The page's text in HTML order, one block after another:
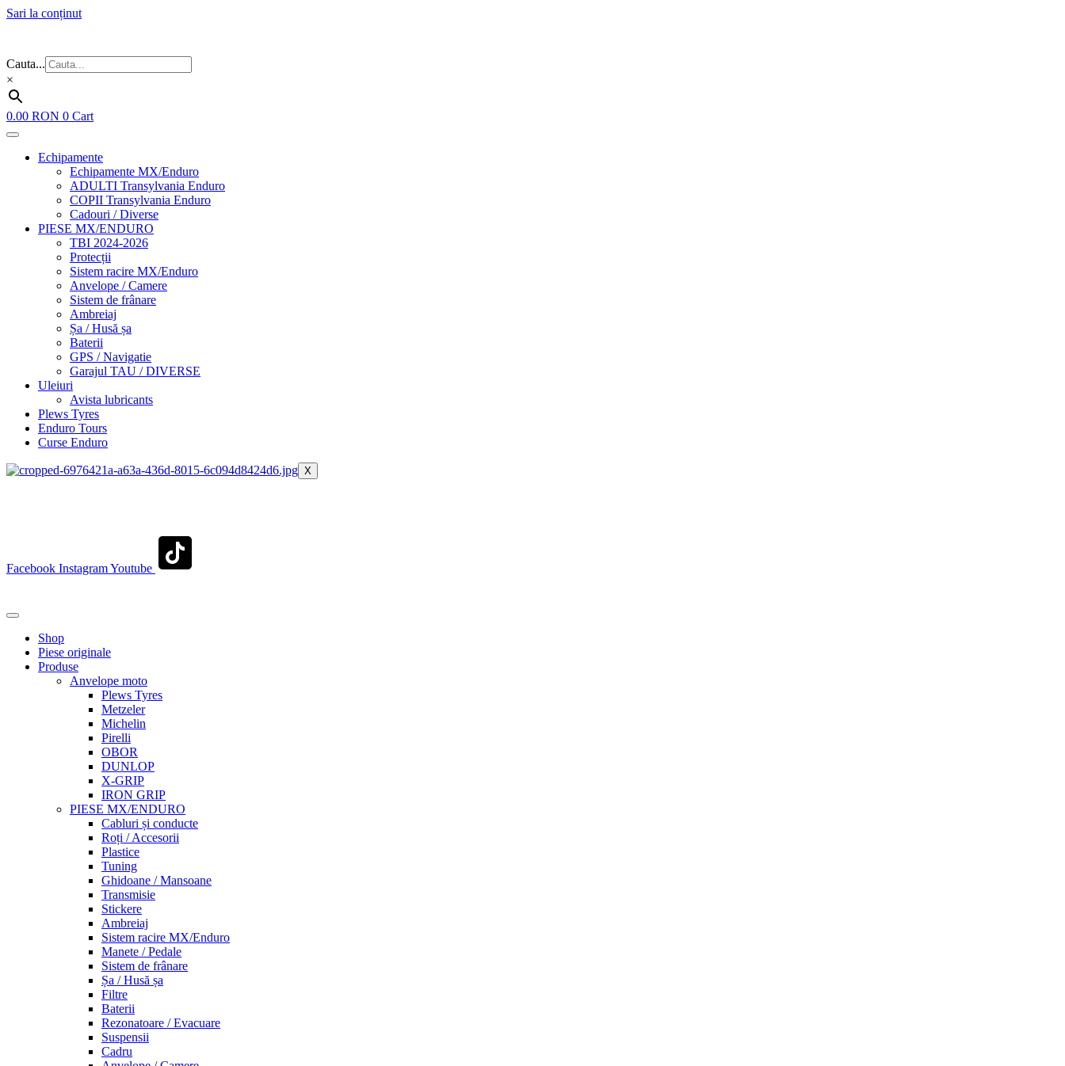
Sari la conținut
Cauta...
×
0.00 RON 0 Cart
Echipamente
Echipamente MX/Enduro
ADULTI Transylvania Enduro
COPII Transylvania Enduro
Cadouri / Diverse
PIESE MX/ENDURO
TBI 2024-2026
Protecții
Sistem racire MX/Enduro
Anvelope / Camere
Sistem de frânare
Ambreiaj
Șa / Husă șa
Baterii
GPS / Navigatie
Garajul TAU / DIVERSE
Uleiuri
Avista lubricants
Plews Tyres
Enduro Tours
Curse Enduro
X
Facebook InstagramYoutube
Shop
Piese originale
Produse
Anvelope moto
Plews Tyres
Metzeler
Michelin
Pirelli
OBOR
DUNLOP
X-GRIP
IRON GRIP
PIESE MX/ENDURO
Cabluri și conducte
Roți / Accesorii
Plastice
Tuning
Ghidoane / Mansoane
Transmisie
Stickere
Ambreiaj
Sistem racire MX/Enduro
Manete / Pedale
Sistem de frânare
Șa / Husă șa
Filtre
Baterii
Rezonatoare / Evacuare
Suspensii
Cadru